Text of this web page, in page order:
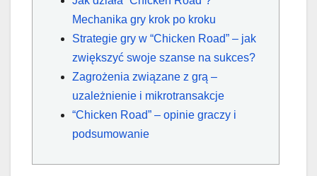
Mechanika gry krok po kroku
Strategie gry w “Chicken Road” – jak
zwiększyć swoje szanse na sukces?
Zagrożenia związane z grą –
uzależnienie i mikrotransakcje
“Chicken Road” – opinie graczy i
podsumowanie